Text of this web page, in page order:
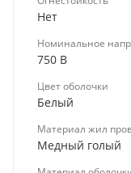
Нет
Номинальное
750 В
Цвет оболочки
Белый
Материал жил
Медный голый